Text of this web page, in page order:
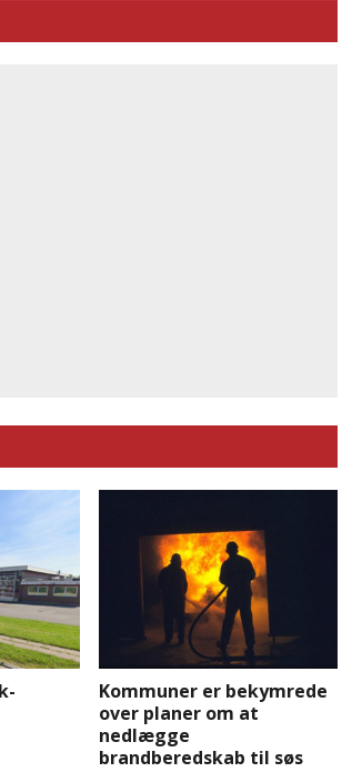
Kommuner er bekymrede
over planer om at
nedlægge
brandberedskab til søs